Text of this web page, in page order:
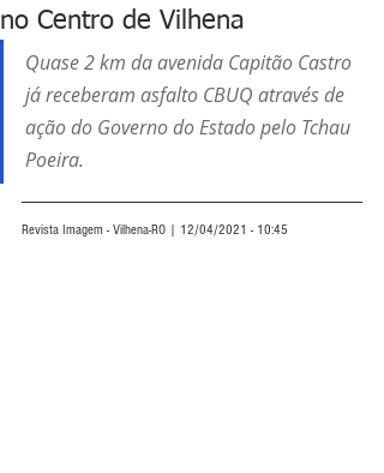
no Centro de Vilhena
Quase 2 km da avenida Capitão Castro
já receberam asfalto CBUQ através de
ação do Governo do Estado pelo Tchau
Poeira.
Revista Imagem - Vilhena-RO | 12/04/2021 - 10:45